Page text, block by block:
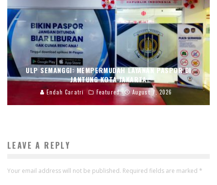
ULP SEMANGGI: MEMPERMUDAH LAYANAN PASPOR DI
JANTUNG KOTA JAKARTA
Endah Caratri Featured August 7, 2026
LEAVE A REPLY
Your email address will not be published. Required fields are marked *